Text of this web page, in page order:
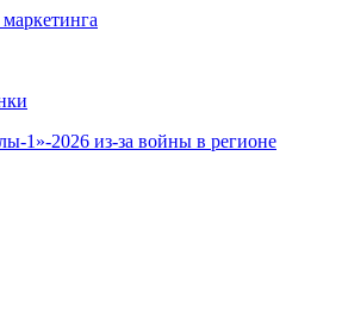
1»-2026 из-за войны в регионе